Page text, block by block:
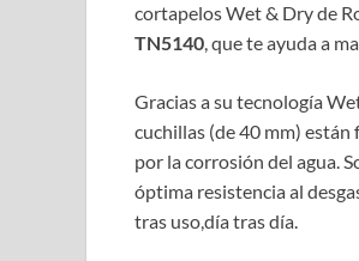
cortapelos Wet & Dry de
TN5140, que te ayuda a
Gracias a su tecnología
cuchillas (de 40 mm)
por la corrosión del agua.
óptima resistencia al
tras uso,día tras día.